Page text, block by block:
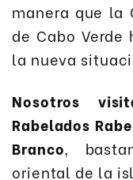
manera que la
de Cabo
la nueva
Nosotros
Rabelados
Branco,
oriental de la